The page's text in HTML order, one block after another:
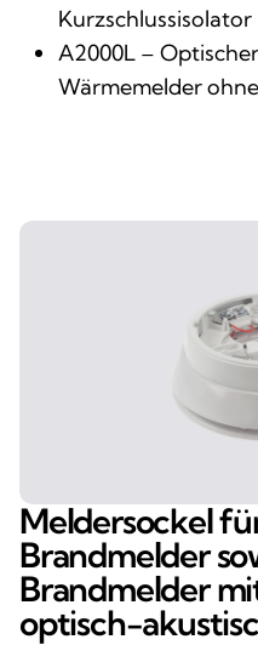
Kurzschlussisolator
A2000L –
Wärmemelder
Meldersockel
Brandmelder
Brandmelder
optisch-